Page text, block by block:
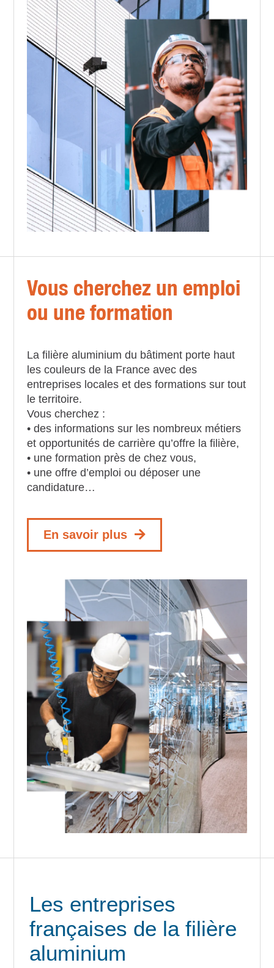
Vous cherchez un emploi
ou une formation
La filière aluminium du bâtiment porte haut
les couleurs de la France avec des
entreprises locales et des formations sur tout
le territoire.
Vous cherchez :
• des informations sur les nombreux métiers
et opportunités de carrière qu’offre la filière,
• une formation près de chez vous,
• une offre d’emploi ou déposer une
candidature…
En savoir plus
Les entreprises
françaises de la filière
aluminium